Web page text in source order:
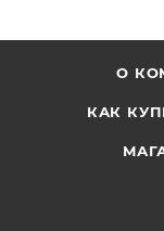
О
КАК